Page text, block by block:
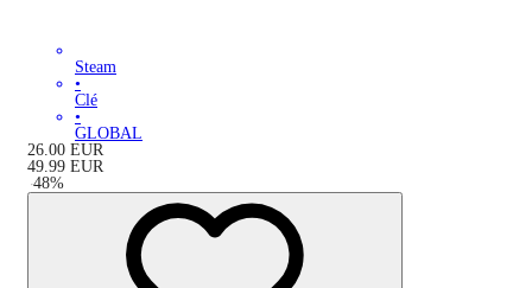
Steam
•
Clé
•
GLOBAL
26.00 EUR
49.99 EUR
-48%